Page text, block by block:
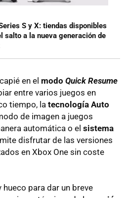
S y X: tiendas disponibles
salto a la nueva generación de
en el modo Quick Resume
entre varios juegos en
tiempo, la tecnología Auto
de imagen a juegos
automática o el sistema
disfrutar de las versiones
en Xbox One sin coste
para dar un breve